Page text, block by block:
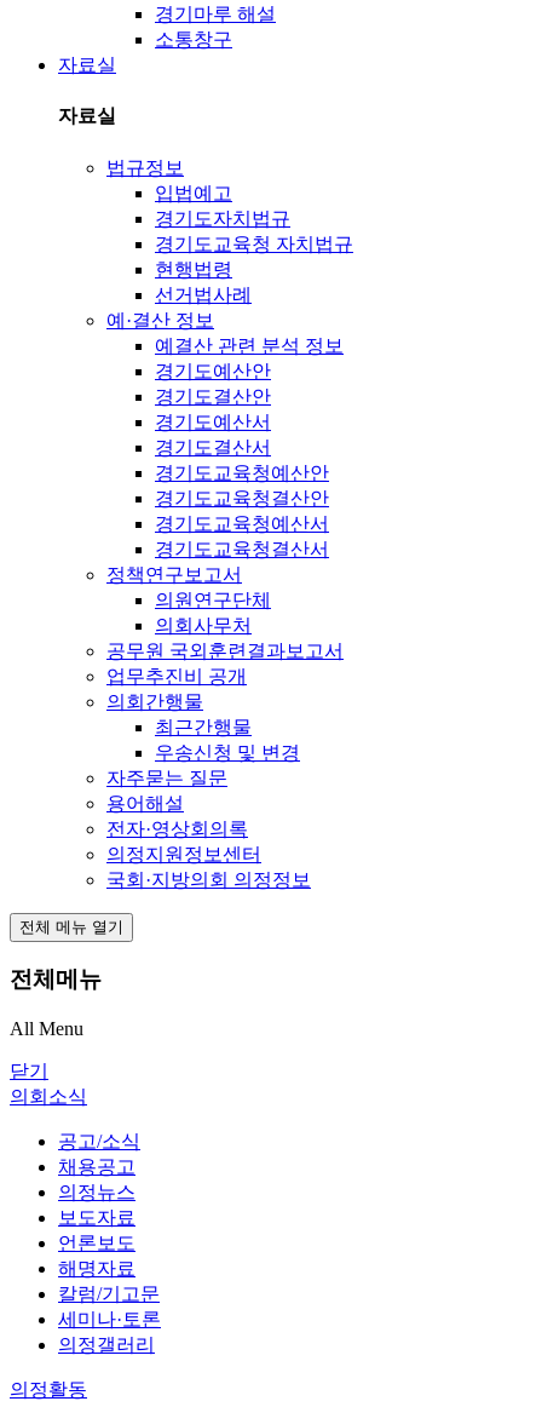
경기마루 해설
소통창구
자료실
자료실
법규정보
입법예고
경기도자치법규
경기도교육청 자치법규
현행법령
선거법사례
예·결산 정보
예결산 관련 분석 정보
경기도예산안
경기도결산안
경기도예산서
경기도결산서
경기도교육청예산안
경기도교육청결산안
경기도교육청예산서
경기도교육청결산서
정책연구보고서
의원연구단체
의회사무처
공무원 국외훈련결과보고서
업무추진비 공개
의회간행물
최근간행물
우송신청 및 변경
자주묻는 질문
용어해설
전자·영상회의록
의정지원정보센터
국회·지방의회 의정정보
전체 메뉴 열기
전체메뉴
All Menu
닫기
의회소식
공고/소식
채용공고
의정뉴스
보도자료
언론보도
해명자료
칼럼/기고문
세미나·토론
의정갤러리
의정활동